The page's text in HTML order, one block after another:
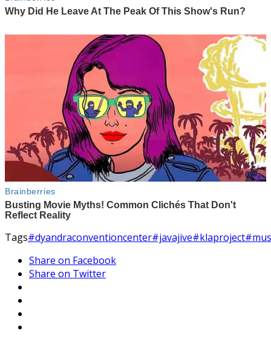
Tags#dyandraconventioncenter#javajive#klaproject
Share on Facebook
Share on Twitter